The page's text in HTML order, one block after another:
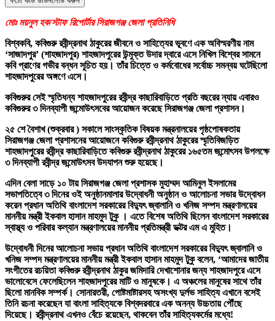
মোঃ ময়নুল হক/স্টাফ রিপোর্টার সিরাজগঞ্জ জেলা প্রতিনিধি
বিশ্বকবি, কবিগুরু রবীন্দ্রনাথ ঠাকুরের জীবনে ও সাহিত্যের ভূবণে এক অবিস্মরণীয় নাম
‘সাজাদপুর’ (শাহজাদপুর) শাহজাদপুরের উন্মুক্ত উদার দ্বারে এসে নিখিল বিশ্বের সামনে
কবি প্রাণের গভীর বন্ধন সূচিত হয়। তাঁর চিত্তে ও কর্মবোধের সর্বোচ্চ সমন্বয় ঘটেছিলো
শাহজাদপুরের অঙ্গণে এসে।
কবিগুরুর সেই স্মৃতিধন্য শাহজাদপুরের রবীন্দ্র কাছারিবাড়িতে প্রতি বছরের ন্যায় এবারও
কবিগুরুর ৩ দিনব্যাপী জন্মোউৎসবের আয়োজন করেছে সিরাজগঞ্জ জেলা প্রশাসন।
২৫ শে বৈশাখ (শুক্রবার ) সকালে সাংস্কৃতিক বিষয়ক মন্ত্রনালয়ের পৃষ্ঠপোষকতায়
সিরাজগঞ্জ জেলা প্রশাসনের আয়োজনে কবিগুরু রবীন্দ্রনাথ ঠাকুরের স্মৃতিবিজড়িত
শাহজাদপুরের রবীন্দ্র কাছারিবাড়িতে কবিগুরু রবীন্দ্রনাথ ঠাকুরের ১৬৫তম জন্মোৎসব উপলক্ষে
৩ দিনব্যাপী রবীন্দ্র জন্মোউৎসব উদযাপন শুরু হয়েছে।
এদিন বেলা সাড়ে ১০ টায় সিরাজগঞ্জ জেলা প্রশাসক মুহাম্মদ আমিনুল ইসলামের
সভাপতিত্বে ৩ দিনের ওই অনুষ্ঠানমালার উদ্বোধনী অনুষ্ঠান ও আলোচনা সভার উদ্বোধন
করেন প্রধান অতিথি বাংলাদেশ সরকারের বিদ্যুৎ জ্বালানি ও খনিজ সম্পদ মন্ত্রণালয়ের
মাননীয় মন্ত্রী ইকবাল হাসান মাহমুদ টুকু । এতে বিশেষ অতিথি ছিলেন বাংলাদেশ সরকারের
স্বাস্থ্য ও পরিবার কল্যান মন্ত্রণালয়ের মাননীয় প্রতিমন্ত্রী ডক্টর এম এ মুহিত।
উদ্বোধনী দিনের আলোচনা সভায় প্রধান অতিথি বাংলাদেশ সরকারের বিদ্যুৎ জ্বালানি ও
খনিজ সম্পদ মন্ত্রণালয়ের মাননীয় মন্ত্রী ইকবাল হাসান মাহমুদ টুকু বলেন, ‘আমাদের জাতীয়
সংগীতের রচয়িতা কবিগুরু রবীন্দ্রনাথ ঠাকুর জমিদারি দেখাশোনার জন্য শাহজাদপুরে এসে
ভালোবেসে ফেলেছিলেন শাহজাদপুরের মাটি ও মানুষকে। এ অঞ্চলের মানুষের সাথে তাঁর
ছিলো মানবিক সম্পর্ক। সোনারতরী, পোষ্টমাষ্টারসহ অসংখ্য দুর্লভ সাহিত্য এখানে বসেই
তিনি রচনা করেছেন যা বাংলা সাহিত্যকে বিশ্বদরবারে এক অনন্য উচ্চতায় পৌঁছে
দিয়েছে। রবীন্দ্রনাথ এখনও বেঁচে রয়েছেন, থাকবেন তাঁর সাহিত্যকর্মের মধ্যে!